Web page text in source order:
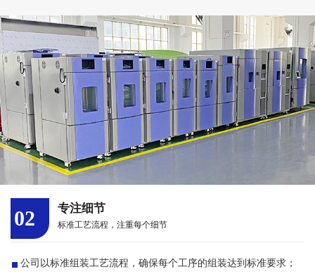
02 专注细节
标准工艺流程，注重每个细节
公司以标准组装工艺流程，确保每个工序的组装达到标准要求；